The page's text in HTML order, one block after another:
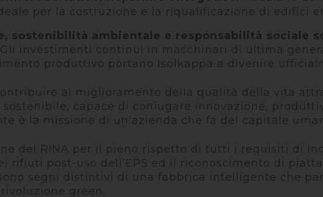
per la costruzione e la riqualificazione di edifici
sostenibilità ambientale e responsabilità sociale
Gli investimenti continui in macchinari di ultima
produttivo portano Isolkappa a divenire
ontribuire al miglioramento della qualità della vita
sostenibile, capace di coniugare innovazione,
è la missione di un’azienda che fa del capitale
del RINA per il pieno rispetto di tutti i requisiti di
rifiuti post-uso dell’EPS ed il riconoscimento di
segni distintivi di una fabbrica intelligente che
green.